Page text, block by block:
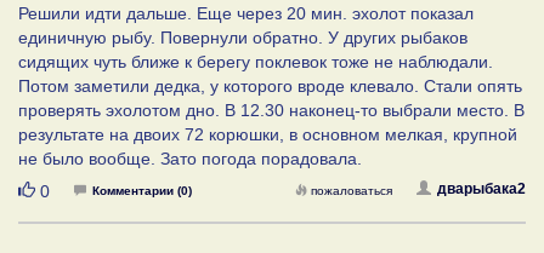
Решили идти дальше. Еще через 20 мин. эхолот показал
единичную рыбу. Повернули обратно. У других рыбаков
сидящих чуть ближе к берегу поклевок тоже не наблюдали.
Потом заметили дедка, у которого вроде клевало. Стали опять
проверять эхолотом дно. В 12.30 наконец-то выбрали место. В
результате на двоих 72 корюшки, в основном мелкая, крупной
не было вообще. Зато погода порадовала.
Нравится
0 Комментарии (0) дварыбака2
пожаловаться